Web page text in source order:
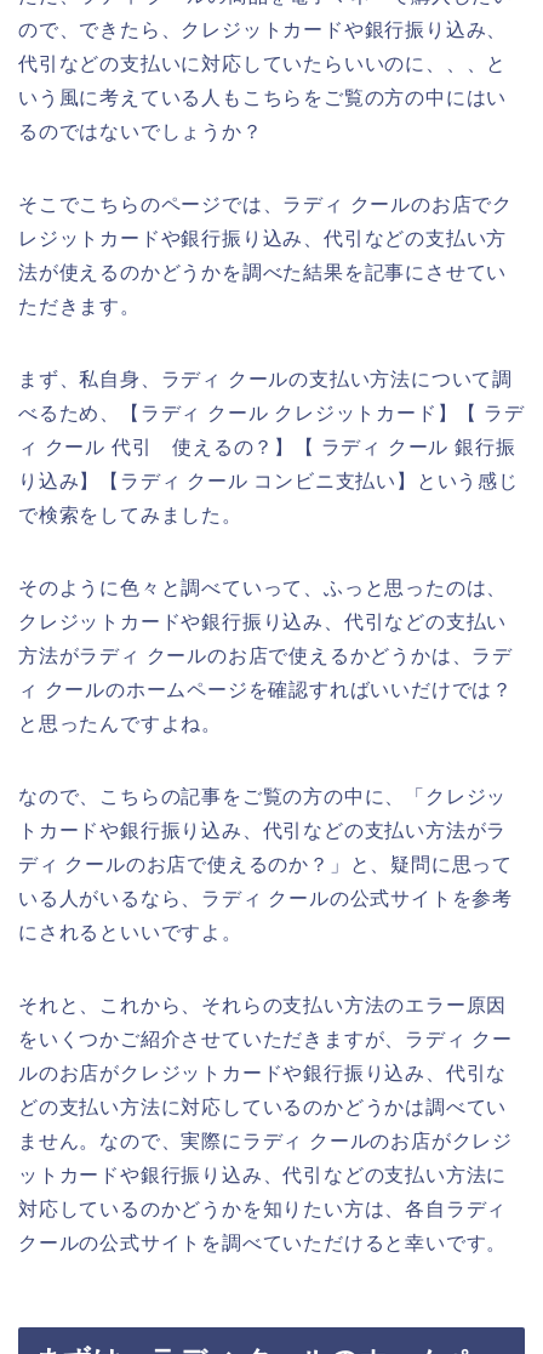
ので、できたら、クレジットカードや銀行振り込み、
代引などの支払いに対応していたらいいのに、、、と
いう風に考えている人もこちらをご覧の方の中にはい
るのではないでしょうか？
そこでこちらのページでは、ラディ クールのお店でク
レジットカードや銀行振り込み、代引などの支払い方
法が使えるのかどうかを調べた結果を記事にさせてい
ただきます。
まず、私自身、ラディ クールの支払い方法について調
べるため、【ラディ クール クレジットカード】【 ラデ
ィ クール 代引 使えるの？】【 ラディ クール 銀行振
り込み】【ラディ クール コンビニ支払い】という感じ
で検索をしてみました。
そのように色々と調べていって、ふっと思ったのは、
クレジットカードや銀行振り込み、代引などの支払い
方法がラディ クールのお店で使えるかどうかは、ラデ
ィ クールのホームページを確認すればいいだけでは？
と思ったんですよね。
なので、こちらの記事をご覧の方の中に、「クレジッ
トカードや銀行振り込み、代引などの支払い方法がラ
ディ クールのお店で使えるのか？」と、疑問に思って
いる人がいるなら、ラディ クールの公式サイトを参考
にされるといいですよ。
それと、これから、それらの支払い方法のエラー原因
をいくつかご紹介させていただきますが、ラディ クー
ルのお店がクレジットカードや銀行振り込み、代引な
どの支払い方法に対応しているのかどうかは調べてい
ません。なので、実際にラディ クールのお店がクレジ
ットカードや銀行振り込み、代引などの支払い方法に
対応しているのかどうかを知りたい方は、各自ラディ
クールの公式サイトを調べていただけると幸いです。